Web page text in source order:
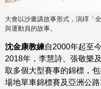
大會以沙畫講故事形式，演繹「
與運動員的故事。
沈金康教練自2000年起至
2018年，李慧詩、張敬樂
取多個大型賽事的錦標，
場地單車錦標賽及亞洲公